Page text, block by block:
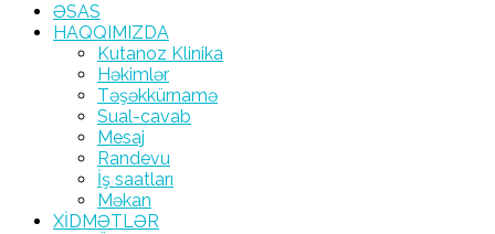
ƏSAS
HAQQIMIZDA
Kutanoz Klinika
Həkimlər
Təşəkkürnamə
Sual-cavab
Mesaj
Randevu
İş saatları
Məkan
XİDMƏTLƏR